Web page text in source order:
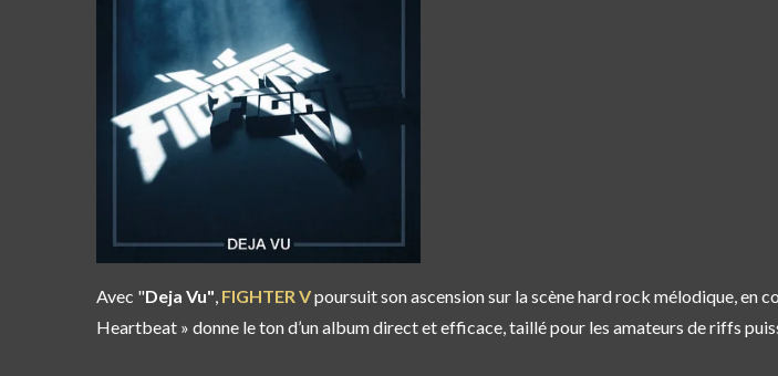
Avec "Deja Vu", FIGHTER Vpoursuit son ascension sur la scène hard rock mélodique, en
Heartbeat » donne le ton d’un album direct et efficace, taillé pour les amateurs de riffs